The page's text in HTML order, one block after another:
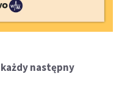
następny